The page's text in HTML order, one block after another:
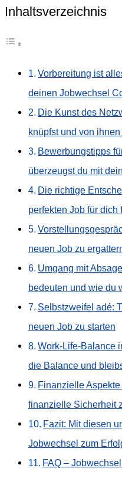
Inhaltsverzeichnis
Vorbereitung ist
deinen Jobwechsel
Die Kunst des
knüpfst und von
Bewerbungstipps
überzeugst du mit
Die richtige
perfekten Job für dich
neuen Job zu
Umgang mit
bedeuten und wie du
Selbstzweifel adé:
neuen Job zu starten
Work-Life-Balance
die Balance und
Finanzielle
finanzielle Sicherheit
Fazit: Mit diesen
Jobwechsel zum
FAQ –